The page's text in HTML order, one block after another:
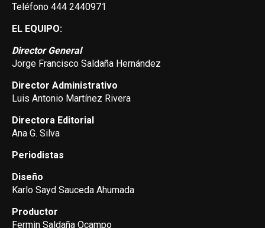
Teléfono 444 2440971
EL EQUIPO:
Director General
Jorge Francisco Saldaña Hernández
Director Administrativo
Luis Antonio Martínez Rivera
Directora Editorial
Ana G. Silva
Periodistas
Diseño
Karlo Sayd Sauceda Ahumada
Productor
Fermin Saldaña Ocampo